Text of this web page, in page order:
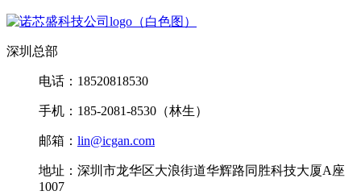
深圳总部
电话：18520818530
手机：185-2081-8530（林生）
邮箱： lin@icgan.com
地址：深圳市龙华区大浪街道华辉路同胜科技大厦A座
1007